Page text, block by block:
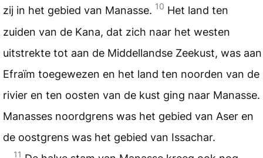
zij in het gebied van Manasse. 10 Het land ten
zuiden van de Kana, dat zich naar het westen
uitstrekte tot aan de Middellandse Zeekust, was aan
Efraïm toegewezen en het land ten noorden van de
rivier en ten oosten van de kust ging naar Manasse.
Manasses noordgrens was het gebied van Aser en
de oostgrens was het gebied van Issachar.
11